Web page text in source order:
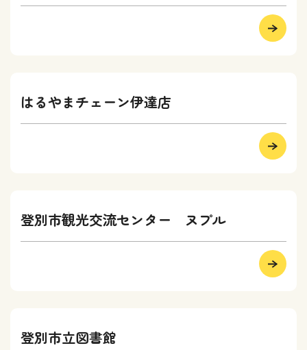
はるやまチェーン伊達店
登別市観光交流センター ヌプル
登別市立図書館